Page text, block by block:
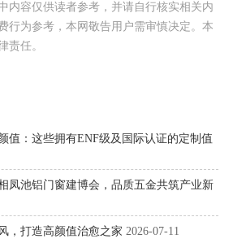
内容仅供读者参考，并请自行核实相关内
行为参考，本网敬告用户需审慎决定。本
责任。
值：这些拥有ENF级及国际认证的定制值
凤池铝门窗建博会，品质五金共筑产业新
，打造高颜值治愈之家 2026-07-11